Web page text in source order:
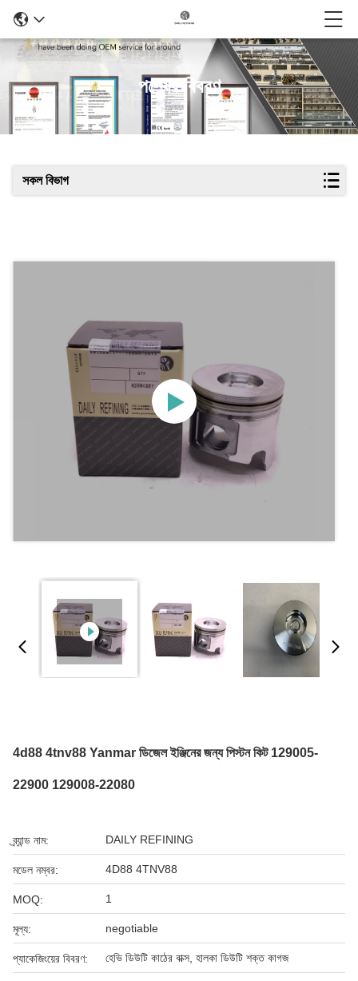
পণ্যের বিবরণ
সকল বিভাগ
4d88 4tnv88 Yanmar ডিজেল ইঞ্জিনের জন্য পিস্টন কিট 129005-
22900 129008-22080
ব্র্যান্ড নাম: DAILY REFINING
মডেল নম্বর: 4D88 4TNV88
MOQ: 1
মূল্য: negotiable
প্যাকেজিংয়ের বিবরণ: হেভি ডিউটি ​​কাঠের বাক্স, হালকা ডিউটি ​​শক্ত কাগজ